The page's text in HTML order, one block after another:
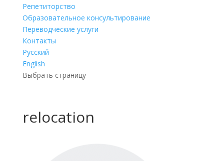
Репетиторство
Образовательное консультирование
Переводческие услуги
Контакты
Русский
English
Выбрать страницу
relocation